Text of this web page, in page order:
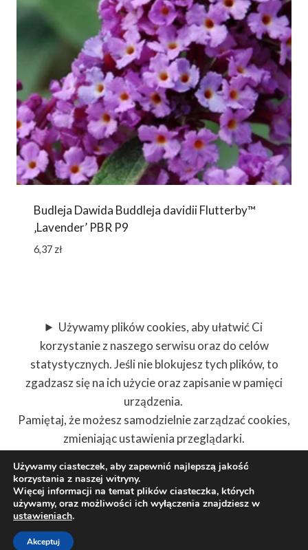
Budleja Dawida Buddleja davidii Flutterby™
‚Lavender’ PBR P9
6,37 zł
Używamy plików cookies, aby ułatwić Ci
korzystanie z naszego serwisu oraz do celów
statystycznych. Jeśli nie blokujesz tych plików, to
zgadzasz się na ich użycie oraz zapisanie w pamięci
urządzenia.
Pamiętaj, że możesz samodzielnie zarządzać cookies,
zmieniając ustawienia przeglądarki.
© 2026 Wysoczańscy Szkółka roślin ozdobnych
Motyw WordPress, autor:
Używamy ciasteczek, aby zapewnić najlepszą jakość
korzystania z naszej witryny.
Więcej informacji na temat plików ciasteczka, których
używamy, oraz możliwości ich wyłączenia znajdziesz w
ustawieniach.
Akceptuj